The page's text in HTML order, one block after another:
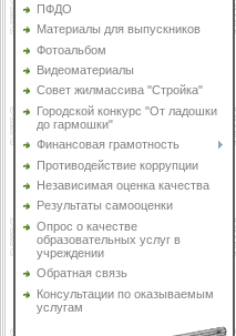
ПФДО
Материалы для выпускников
Фотоальбом
Видеоматериалы
Совет жилмассива "Стройка"
Городской конкурс "От ладошки
до гармошки"
Финансовая грамотность
Противодействие коррупции
Независимая оценка качества
Результаты самооценки
Опрос о качестве
образовательных услуг в
учреждении
Обратная связь
Консультации по оказываемым
услугам